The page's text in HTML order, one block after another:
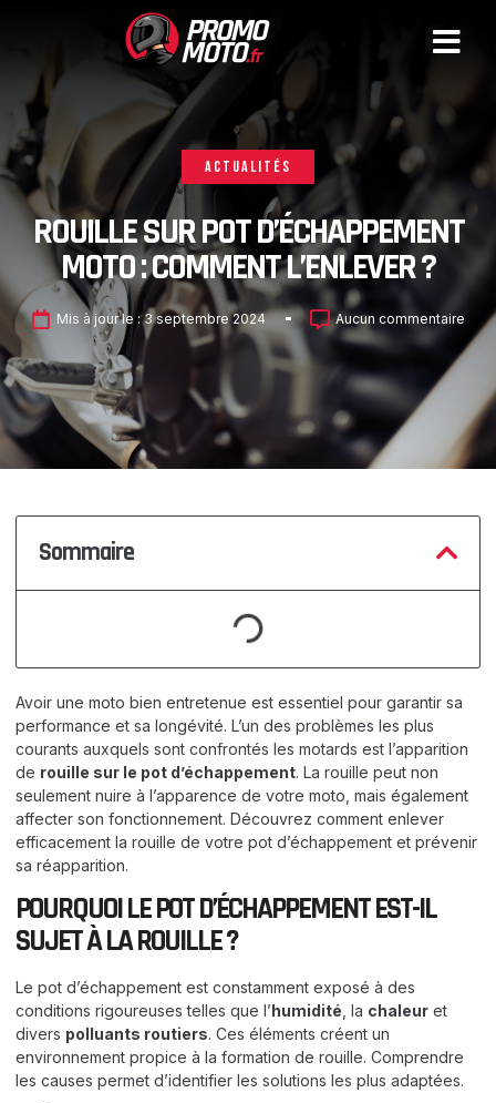
ACTUALITÉS
ROUILLE SUR POT D’ÉCHAPPEMENT
MOTO : COMMENT L’ENLEVER ?
Mis à jour le :3 septembre 2024 Aucun commentaire
Sommaire
Avoir une moto bien entretenue est essentiel pour garantir sa
performance et sa longévité. L’un des problèmes les plus
courants auxquels sont confrontés les motards est l’apparition
de rouille sur le pot d’échappement. La rouille peut non
seulement nuire à l’apparence de votre moto, mais également
affecter son fonctionnement. Découvrez comment enlever
efficacement la rouille de votre pot d’échappement et prévenir
sa réapparition.
POURQUOI LE POT D’ÉCHAPPEMENT EST-IL
SUJET À LA ROUILLE ?
Le pot d’échappement est constamment exposé à des
conditions rigoureuses telles que l’humidité , la chaleur et
divers polluants routiers. Ces éléments créent un
environnement propice à la formation de rouille. Comprendre
les causes permet d’identifier les solutions les plus adaptées.